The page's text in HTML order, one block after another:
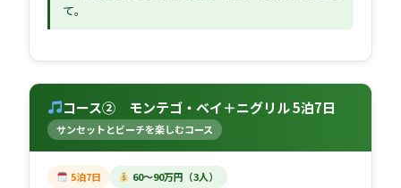
て。
コース② モンテゴ・ベイ＋ニグリル 5泊7日
サンセットとビーチを楽しむコース
5泊7日
60〜90万円（3人）